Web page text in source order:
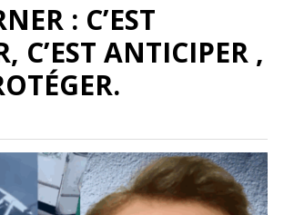
: C’EST
C’EST ANTICIPER ,